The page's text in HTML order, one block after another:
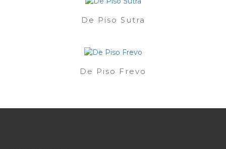
De Piso Sutra
De Piso Frevo